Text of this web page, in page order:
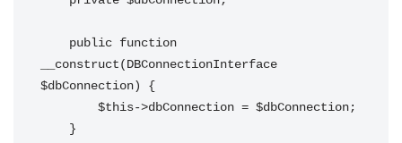
__construct(DBConnectionInterface
$dbConnection) {